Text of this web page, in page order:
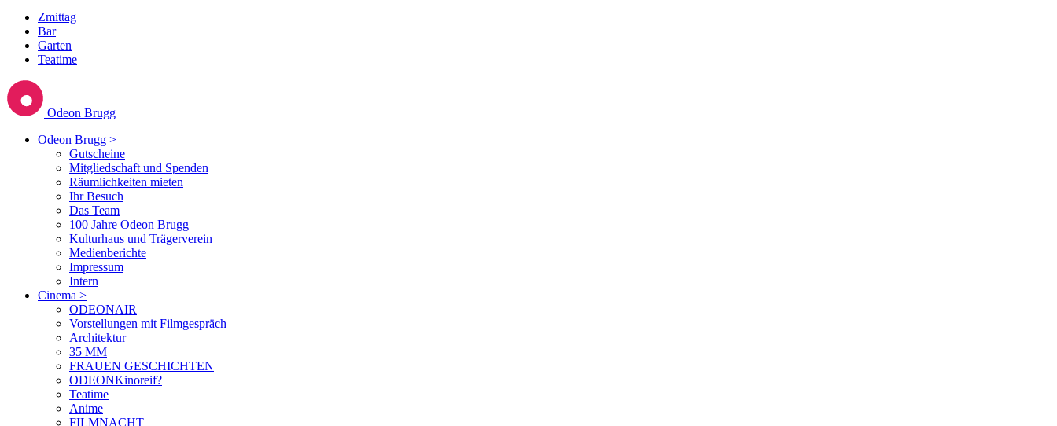
Zmittag
Bar
Garten
Teatime
Odeon Brugg
Odeon Brugg >
Gutscheine
Mitgliedschaft und Spenden
Räumlichkeiten mieten
Ihr Besuch
Das Team
100 Jahre Odeon Brugg
Kulturhaus und Trägerverein
Medienberichte
Impressum
Intern
Cinema >
ODEONAIR
Vorstellungen mit Filmgespräch
Architektur
35 MM
FRAUEN GESCHICHTEN
ODEONKinoreif?
Teatime
Anime
FILMNACHT